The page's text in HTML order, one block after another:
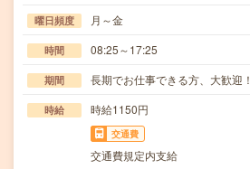
曜日頻度 月～金
時間 08:25～17:25
期間 長期でお仕事できる方、大歓迎！
時給 時給1150円
交通費
交通費規定内支給